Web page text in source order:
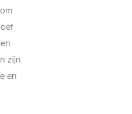
zijn
en